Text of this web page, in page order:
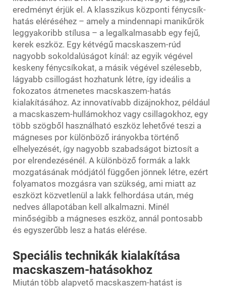
eredményt érjük el. A klasszikus központi fénycsík-
hatás eléréséhez – amely a mindennapi manikűrök
leggyakoribb stílusa – a legalkalmasabb egy fejű,
kerek eszköz. Egy kétvégű macskaszem-rúd
nagyobb sokoldalúságot kínál: az egyik végével
keskeny fénycsíkokat, a másik végével szélesebb,
lágyabb csillogást hozhatunk létre, így ideális a
fokozatos átmenetes macskaszem-hatás
kialakításához. Az innovatívabb dizájnokhoz, például
a macskaszem-hullámokhoz vagy csillagokhoz, egy
több szögből használható eszköz lehetővé teszi a
mágneses por különböző irányokba történő
elhelyezését, így nagyobb szabadságot biztosít a
por elrendezésénél. A különböző formák a lakk
mozgatásának módjától függően jönnek létre, ezért
folyamatos mozgásra van szükség, ami miatt az
eszközt közvetlenül a lakk felhordása után, még
nedves állapotában kell alkalmazni. Minél
minőségibb a mágneses eszköz, annál pontosabb
és egyszerűbb lesz a hatás elérése.
Speciális technikák kialakítása
macskaszem-hatásokhoz
Miután több alapvető macskaszem-hatást is